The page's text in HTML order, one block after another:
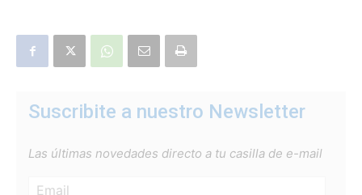
Suscribite a nuestro Newsletter
Las últimas novedades directo a tu casilla de e-mail